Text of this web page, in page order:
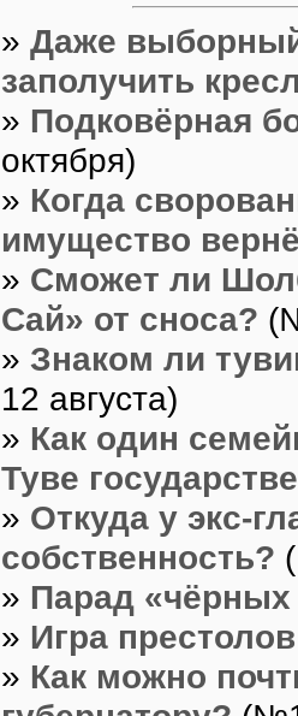
» Даже
заполучить
» Подковёрная
октября)
» Когда
имущество
» Сможет ли
Сай» от сноса?
» Знаком ли
12 августа)
» Как один
Туве
» Откуда у экс-
собственность?
» Парад
» Игра
» Как можно